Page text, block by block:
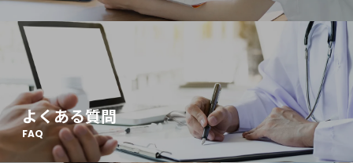
よくある質問
FAQ